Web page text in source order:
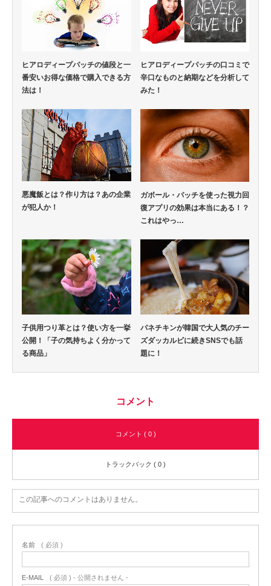
ヒアロディープパッチの値段と一
番安いお得な価格で購入できる方
法は！
ヒアロディープパッチの口コミで
辛口なものと納期などを分析して
みた！
悪魔飯とは？作り方は？あの企業
が犯人か！
ガボール・パッチを使った視力回
復アプリの効果は本当にある！？
これはやっ…
子供用つり革とは？使い方を一挙
公開！「子の気持ちよく分かって
る商品」
パネチキンが韓国で大人気のチー
ズダッカルビに続きSNSでも話
題に！
コメント
コメント ( 0 )
トラックバック ( 0 )
この記事へのコメントはありません。
名前 ( 必須 )
E-MAIL ( 必須 ) - 公開されません -